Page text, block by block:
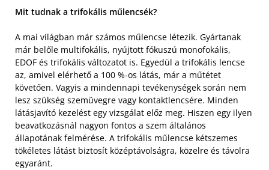
Mit tudnak a trifokális műlencsék?
A mai világban már számos műlencse létezik. Gyártanak
már belőle multifokális, nyújtott fókuszú monofokális,
EDOF és trifokális változatot is. Egyedül a trifokális lencse
az, amivel elérhető a 100 %-os látás, már a műtétet
követően. Vagyis a mindennapi tevékenységek során nem
lesz szükség szemüvegre vagy kontaktlencsére. Minden
látásjavító kezelést egy vizsgálat előz meg. Hiszen egy ilyen
beavatkozásnál nagyon fontos a szem általános
állapotának felmérése. A trifokális műlencse kétszemes
tökéletes látást biztosít középtávolságra, közelre és távolra
egyaránt.